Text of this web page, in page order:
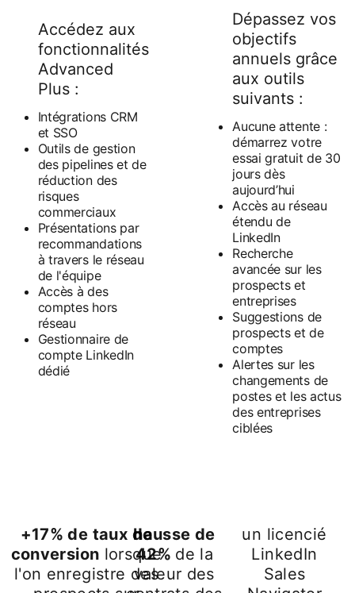
Accédez aux
fonctionnalités
Advanced
Plus :
Intégrations CRM
et SSO
Outils de gestion
des pipelines et de
réduction des
risques
commerciaux
Présentations par
recommandations
à travers le réseau
de l'équipe
Accès à des
comptes hors
réseau
Gestionnaire de
compte LinkedIn
dédié
Dépassez vos
objectifs
annuels grâce
aux outils
suivants :
Aucune attente :
démarrez votre
essai gratuit de 30
jours dès
aujourd’hui
Accès au réseau
étendu de
LinkedIn
Recherche
avancée sur les
prospects et
entreprises
Suggestions de
prospects et de
comptes
Alertes sur les
changements de
postes et les actus
des entreprises
ciblées
+17% de taux de
conversion lorsque
l'on enregistre des
hausse de
42% de la
valeur des
un licencié
LinkedIn
Sales